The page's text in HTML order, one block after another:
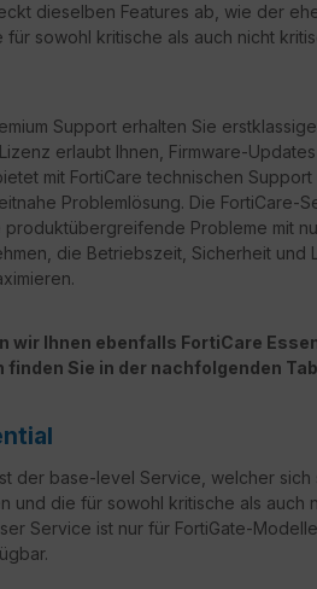
dieselben Features ab, wie der
für sowohl kritische als auch nicht
Support erhalten Sie
erlaubt Ihnen, Firmware-
mit FortiCare technischen
Problemlösung. Die FortiCare-
Probleme mit
die Betriebszeit, Sicherheit
wir Ihnen ebenfalls FortiCare
finden Sie in der nachfolgenden
der base-level Service, welcher
und die für sowohl kritische als
Service ist nur für FortiGate-